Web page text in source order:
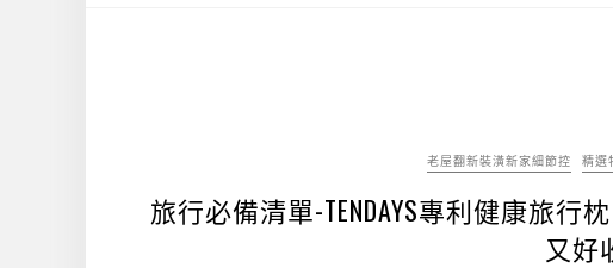
老屋翻新裝潢新家細節控 精選
旅行必備清單-TENDAYS專利健康旅
又好